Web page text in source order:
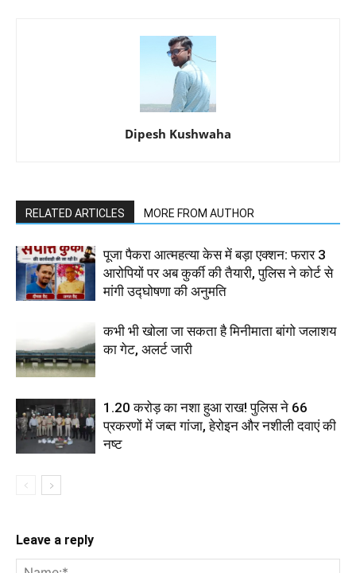
Dipesh Kushwaha
RELATED ARTICLES MORE FROM AUTHOR
पूजा पैकरा आत्महत्या केस में बड़ा एक्शन: फरार 3
आरोपियों पर अब कुर्की की तैयारी, पुलिस ने कोर्ट से
मांगी उद्घोषणा की अनुमति
कभी भी खोला जा सकता है मिनीमाता बांगो जलाशय
का गेट, अलर्ट जारी
1.20 करोड़ का नशा हुआ राख! पुलिस ने 66
प्रकरणों में जब्त गांजा, हेरोइन और नशीली दवाएं की
नष्ट
Leave a reply